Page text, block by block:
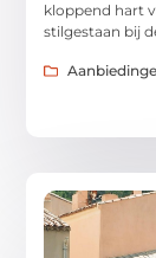
kloppend hart
stilgestaan bij